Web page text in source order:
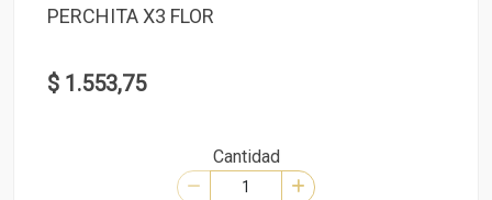
PERCHITA X3 FLOR
$ 1.553,75
Cantidad